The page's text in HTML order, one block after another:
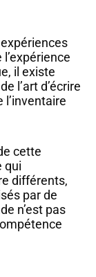
il existe
l’art d’écrire
l’inventaire
cette
qui
différents,
par de
n’est pas